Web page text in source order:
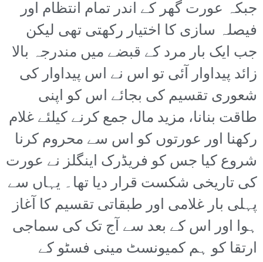
جبکہ عورت گھر کے اندر تمام انتظام اور
فیصلہ سازی کا اختیار رکھتی تھی لیکن
جب ایک بار مرد کے قبضے میں مندرجہ بالا
زائد پیداوار آئی تو اس نے اس پیداوار کی
شعوری تقسیم کی بجائے اس کو اپنی
طاقت بنانا، مزید مال جمع کرنے کیلئے غلام
رکھنا اور عورتوں کو اس سے محروم کرنا
شروع کیا جس کو فریڈرک اینگلز نے عورت
کی تاریخی شکست قرار دیا تھا۔ یہاں سے
پہلی بار غلامی اور طبقاتی تقسیم کا آغاز
ہوا اور اس کے بعد سے آج تک کی سماجی
ارتقا کو ہم کمیونسٹ مینی فسٹو کے